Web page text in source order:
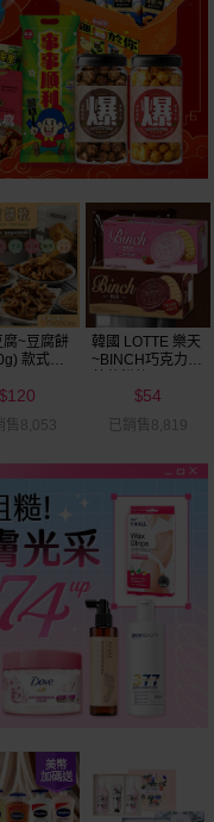
麗友~ 好
(30g) 款
$20
售2.7萬
韓國 海太~ 辣炒
年糕餅乾(103g)
$39
已銷售9.7萬